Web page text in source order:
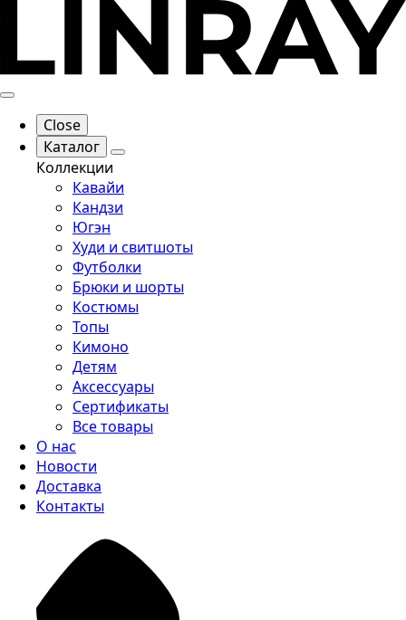
Close
Каталог
Коллекции
Кавайи
Кандзи
Югэн
Худи и свитшоты
Футболки
Брюки и шорты
Костюмы
Топы
Кимоно
Детям
Аксессуары
Сертификаты
Все товары
О нас
Новости
Доставка
Контакты